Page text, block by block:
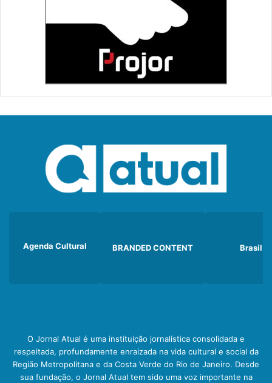
Agenda Cultural BRANDED CONTENT Brasil
O Jornal Atual é uma instituição jornalística consolidada e
respeitada, profundamente enraizada na vida cultural e social da
Região Metropolitana e da Costa Verde do Rio de Janeiro. Desde
sua fundação, o Jornal Atual tem sido uma voz importante na